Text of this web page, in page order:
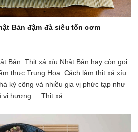
Bản đậm đà siêu tốn cơm
Bản Thịt xá xíu Nhật Bản hay còn gọi
thực Trung Hoa. Cách làm thịt xá xíu
kỳ công và nhiều gia vị phức tạp như
hương... Thịt xá...